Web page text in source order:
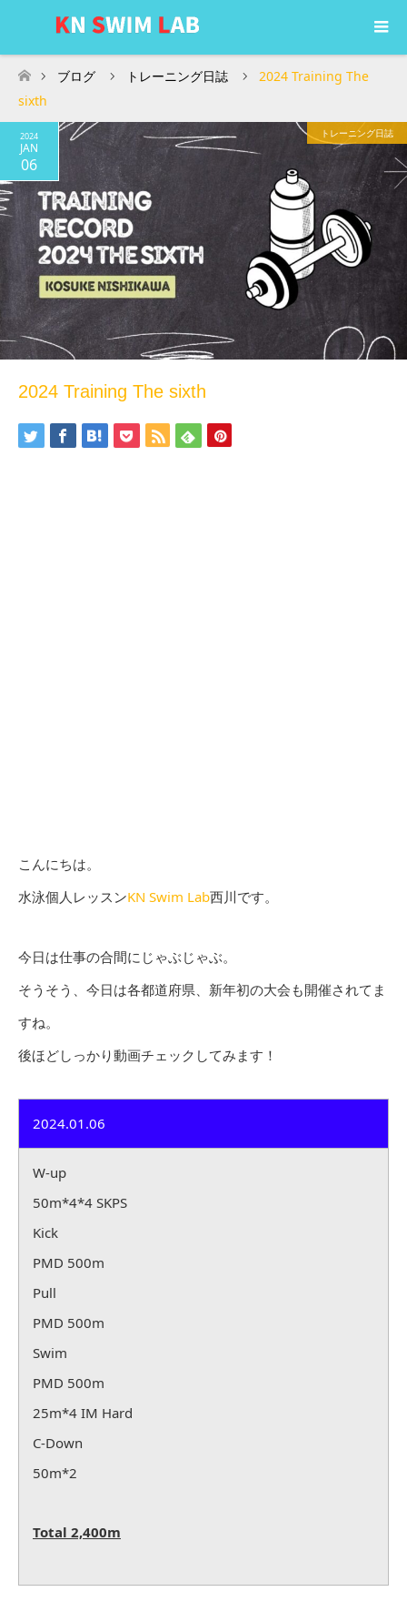
ホーム
ブログ トレーニング日誌
2024 Training The
sixth
2024
JAN
06
トレーニング日誌
2024 Training The sixth
こんにちは。
水泳個人レッスンKN Swim Lab西川です。
今日は仕事の合間にじゃぶじゃぶ。
そうそう、今日は各都道府県、新年初の大会も開催されてま
すね。
後ほどしっかり動画チェックしてみます！
2024.01.06
W-up
50m*4*4 SKPS
Kick
PMD 500m
Pull
PMD 500m
Swim
PMD 500m
25m*4 IM Hard
C-Down
50m*2
Total 2,400m